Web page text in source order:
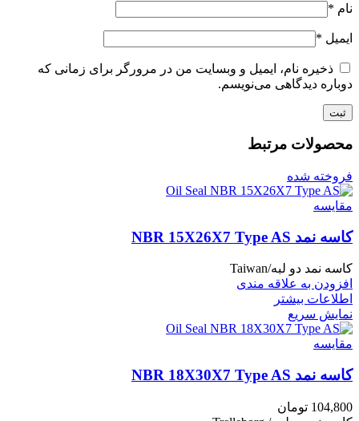
نام *
ایمیل *
ذخیره نام، ایمیل و وبسایت من در مرورگر برای زمانی که
دوباره دیدگاهی می‌نویسم.
محصولات مرتبط
فروخته شده
مقايسه
کاسه نمد NBR 15X26X7 Type AS
کاسه نمد دو لبه/Taiwan
افزودن به علاقه مندی
اطلاعات بیشتر
نمایش سریع
مقايسه
کاسه نمد NBR 18X30X7 Type AS
104,800 تومان